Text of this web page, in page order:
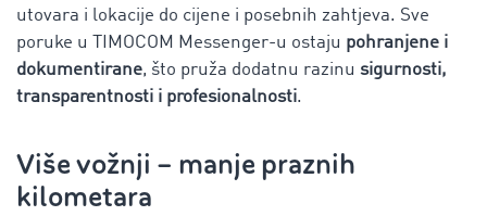
utovara i lokacije do cijene i posebnih zahtjeva. Sve
poruke u TIMOCOM Messenger-u ostaju pohranjene i
dokumentirane, što pruža dodatnu razinu sigurnosti,
transparentnosti i profesionalnosti.
Više vožnji – manje praznih
kilometara